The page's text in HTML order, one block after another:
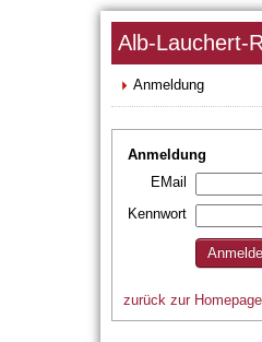
Alb-Lauchert-
Anmeldung
Anmeldung
EMail
Kennwort
zurück zur